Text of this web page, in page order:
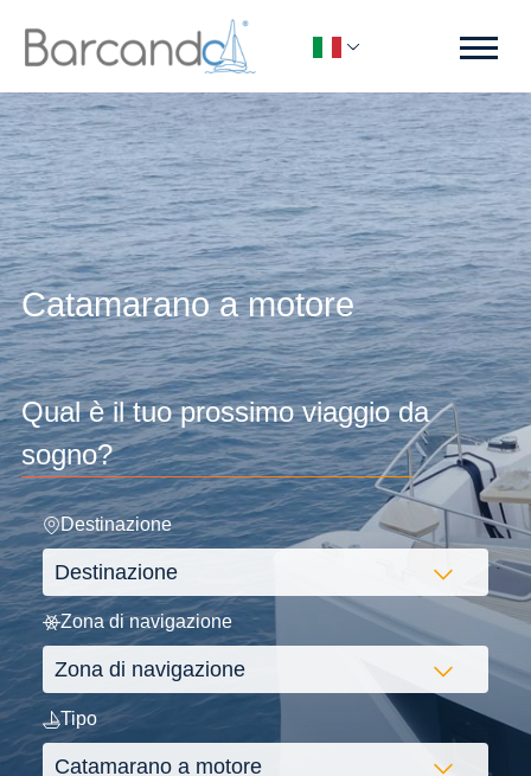
Catamarano a motore
Qual è il tuo prossimo viaggio da
sogno?
Destinazione
Zona di navigazione
Tipo